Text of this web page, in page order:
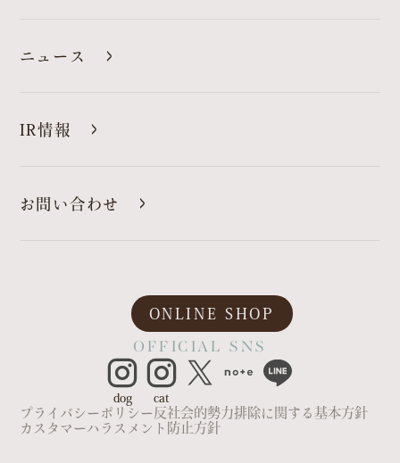
ニュース
IR情報
お問い合わせ
OFFICIAL SNS
dog cat
ONLINE SHOP
プライバシーポリシー 反社会的勢力排除に関する基本方針
カスタマーハラスメント防止方針